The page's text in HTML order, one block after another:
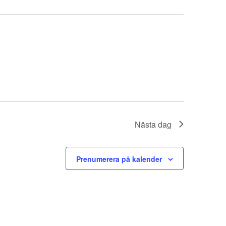
Nästa dag
Prenumerera på kalender